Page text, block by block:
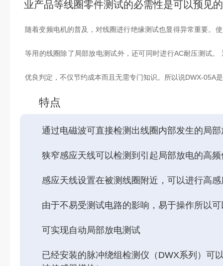
业产品等线圈零件测试的必需性是可以预见
随着变频电机的普及，对线圈进行绝缘测试也显得异常重要。
等用的线圈除了局部放电测试外，还可同时进行AC耐压测试
优良判定，不仅节约成本而且无需专门知识。所以说DWX-05A
特点
通过电磁波可直接检测出线圈内部发生的局
狭窄感应天线可以检测到引起局部放电的高频
感应天线设置在被测线圈附近，可以进行高
由于不易受测试电路的影响，易于操作所以
可实现自动局部放电测试
已经安装的脉冲绕组检测仪（DWX系列）可